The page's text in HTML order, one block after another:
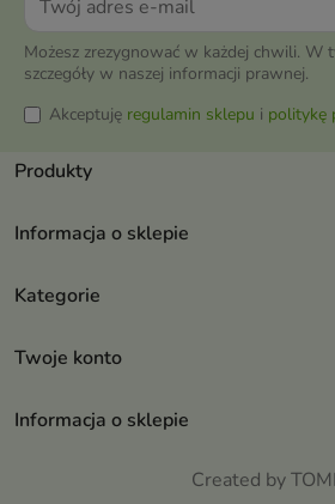
Możesz zrezygnować w każdej chwili. W
szczegóły w naszej informacji prawnej.
Akceptuję regulamin sklepu i politykę
Produkty
Informacja o sklepie
Kategorie
Twoje konto
Informacja o sklepie
Created by